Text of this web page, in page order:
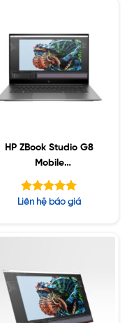
HP ZBook Studio G8
Mobile
Workstation Intel i7-
11850H vPro, 8GB ,
512GB SSD,15.6 inch
Được xếp
Liên hệ báo giá